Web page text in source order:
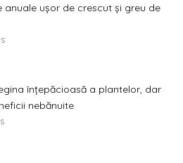
anuale ușor de crescut și greu de
înțepăcioasă a plantelor, dar
nebănuite